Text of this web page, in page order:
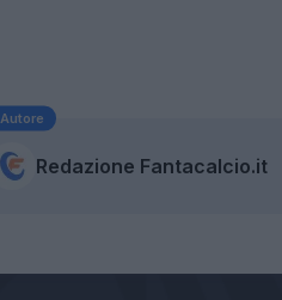
Autore
Redazione Fantacalcio.it